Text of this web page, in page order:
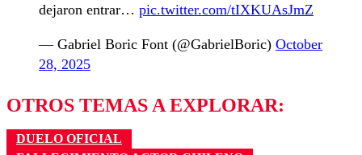
dejaron entrar… pic.twitter.com/tIXKUAsJmZ
— Gabriel Boric Font (@GabrielBoric) October
28, 2025
OTROS TEMAS A EXPLORAR:
DUELO OFICIAL